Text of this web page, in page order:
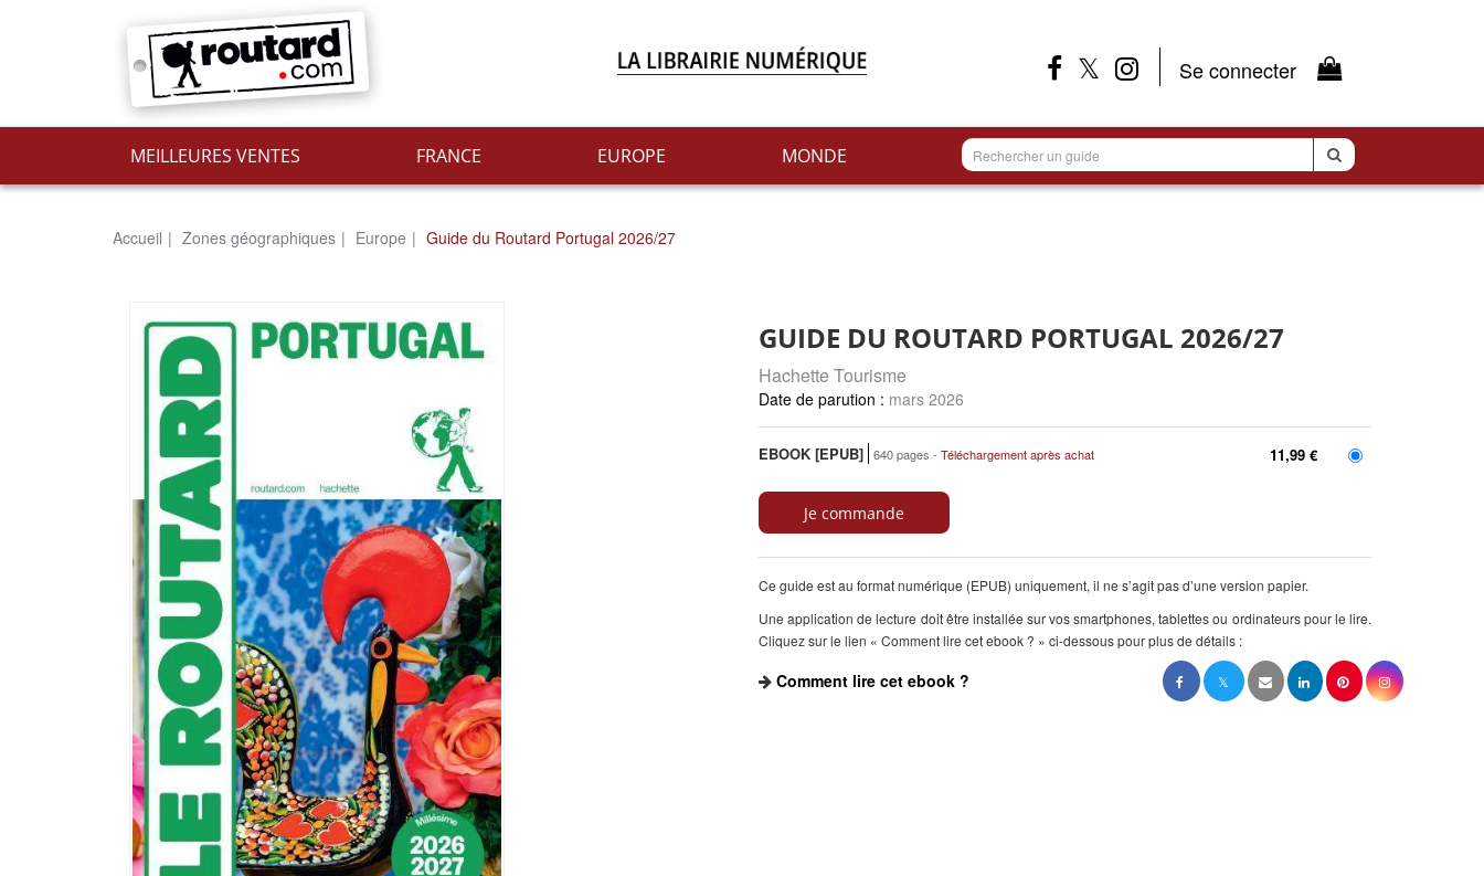
Se connecter
MEILLEURES VENTES FRANCE EUROPE MONDE
SUR
LE
Accueil
Zones géographiques Europe Guide du Routard Portugal 2026/27
GUIDE DU ROUTARD PORTUGAL 2026/27
Hachette Tourisme
mars 2026
EBOOK [EPUB] 640 pages Téléchargement après achat 11,99 €
Ce guide est au format numérique (EPUB) uniquement, il ne s’agit pas d’une version papier.
Une application de lecture doit être installée sur vos smartphones, tablettes ou ordinateurs pour le lire.
Cliquez sur le lien « Comment lire cet ebook ? » ci-dessous pour plus de détails :
Comment lire cet ebook ?